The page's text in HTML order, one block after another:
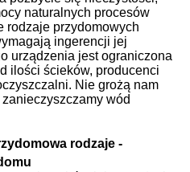
naturalnych procesów
rodzaje przydomowych
ingerencji jej
urządzenia jest ograniczona
ilości ścieków, producenci
Nie grożą nam
wód
rodzaje -